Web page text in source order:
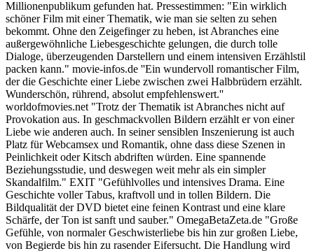
Millionenpublikum gefunden hat. Pressestimmen: "Ein wirklich
schöner Film mit einer Thematik, wie man sie selten zu sehen
bekommt. Ohne den Zeigefinger zu heben, ist Abranches eine
außergewöhnliche Liebesgeschichte gelungen, die durch tolle
Dialoge, überzeugenden Darstellern und einem intensiven Erzählstil
packen kann." movie-infos.de ''Ein wundervoll romantischer Film,
der die Geschichte einer Liebe zwischen zwei Halbbrüdern erzählt.
Wunderschön, rührend, absolut empfehlenswert.''
worldofmovies.net "Trotz der Thematik ist Abranches nicht auf
Provokation aus. In geschmackvollen Bildern erzählt er von einer
Liebe wie anderen auch. In seiner sensiblen Inszenierung ist auch
Platz für Webcamsex und Romantik, ohne dass diese Szenen in
Peinlichkeit oder Kitsch abdriften würden. Eine spannende
Beziehungsstudie, und deswegen weit mehr als ein simpler
Skandalfilm." EXIT "Gefühlvolles und intensives Drama. Eine
Geschichte voller Tabus, kraftvoll und in tollen Bildern. Die
Bildqualität der DVD bietet eine feinen Kontrast und eine klare
Schärfe, der Ton ist sanft und sauber." OmegaBetaZeta.de "Große
Gefühle, von normaler Geschwisterliebe bis hin zur großen Liebe,
von Begierde bis hin zu rasender Eifersucht. Die Handlung wird